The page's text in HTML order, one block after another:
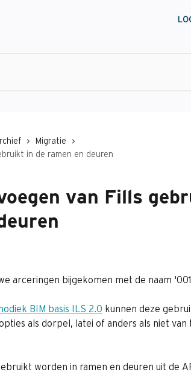
Migratie
in de ramen en deuren
van Fills
arceringen bijgekomen met de naam
BIM basis ILS 2.0 kunnen deze
als dorpel, latei of anders als niet van
worden in ramen en deuren uit de